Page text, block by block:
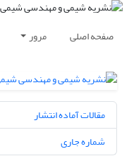
صفحه اصلی مرور
مقالات آماده انتشار
شماره جاری